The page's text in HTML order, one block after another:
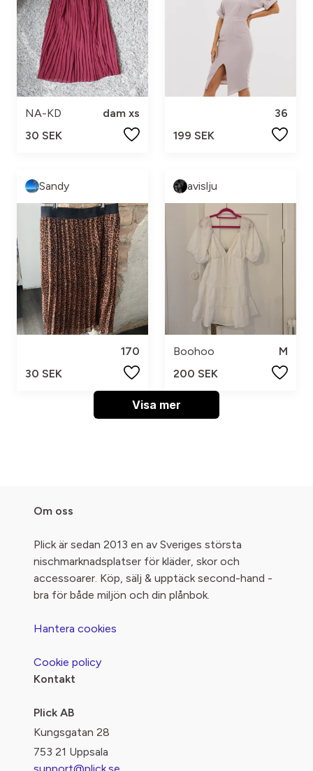
NA-KD
dam xs
30 SEK
36
199 SEK
Sandy
170
30 SEK
avislju
Boohoo
M
200 SEK
Visa mer
Om oss
Plick är sedan 2013 en av Sveriges största
nischmarknadsplatser för kläder, skor och
accessoarer. Köp, sälj & upptäck second-hand -
bra för både miljön och din plånbok.
Hantera cookies
Cookie policy
Kontakt
Plick AB
Kungsgatan 28
753 21 Uppsala